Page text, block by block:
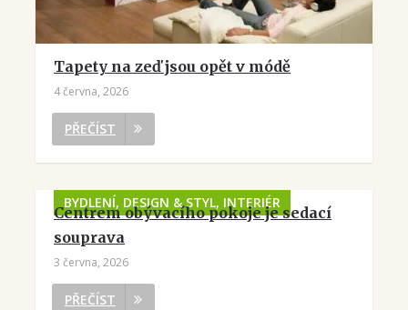
Tapety na zeď jsou opět v módě
4 června, 2026
PŘEČÍST
BYDLENÍ, DESIGN & STYL, INTERIÉR
Centrem obývacího pokoje je sedací
souprava
3 června, 2026
PŘEČÍST